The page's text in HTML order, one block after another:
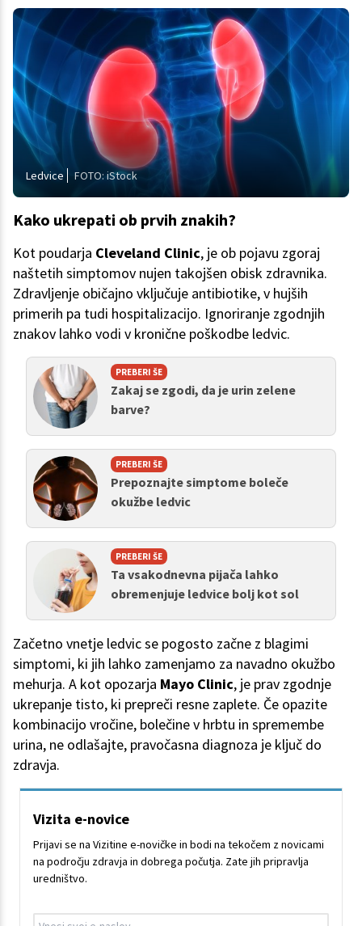
Ledvice FOTO: iStock
Kako ukrepati ob prvih znakih?
Kot poudarja Cleveland Clinic, je ob pojavu zgoraj
naštetih simptomov nujen takojšen obisk zdravnika.
Zdravljenje običajno vključuje antibiotike, v hujših
primerih pa tudi hospitalizacijo. Ignoriranje zgodnjih
znakov lahko vodi v kronične poškodbe ledvic.
PREBERI ŠE
Zakaj se zgodi, da je urin zelene
barve?
PREBERI ŠE
Prepoznajte simptome boleče
okužbe ledvic
PREBERI ŠE
Ta vsakodnevna pijača lahko
obremenjuje ledvice bolj kot sol
Začetno vnetje ledvic se pogosto začne z blagimi
simptomi, ki jih lahko zamenjamo za navadno okužbo
mehurja. A kot opozarja Mayo Clinic, je prav zgodnje
ukrepanje tisto, ki prepreči resne zaplete. Če opazite
kombinacijo vročine, bolečine v hrbtu in spremembe
urina, ne odlašajte, pravočasna diagnoza je ključ do
zdravja.
Vizita e-novice
Prijavi se na Vizitine e-novičke in bodi na tekočem z novicami
na področju zdravja in dobrega počutja. Zate jih pripravlja
uredništvo.